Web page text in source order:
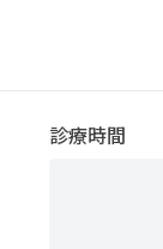
診療時間